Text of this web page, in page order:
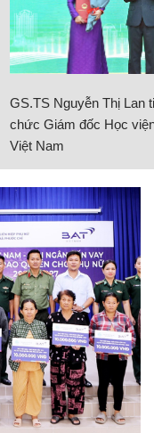
GS.TS Nguyễn Thị Lan
chức Giám đốc Học
Việt Nam